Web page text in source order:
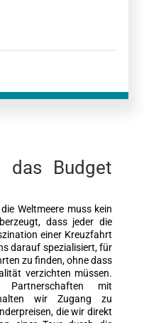
das Budget
Weltmeere muss kein
dass jeder die
einer Kreuzfahrt
darauf spezialisiert, für
zu finden, ohne dass
verzichten müssen.
Partnerschaften mit
wir Zugang zu
die wir direkt